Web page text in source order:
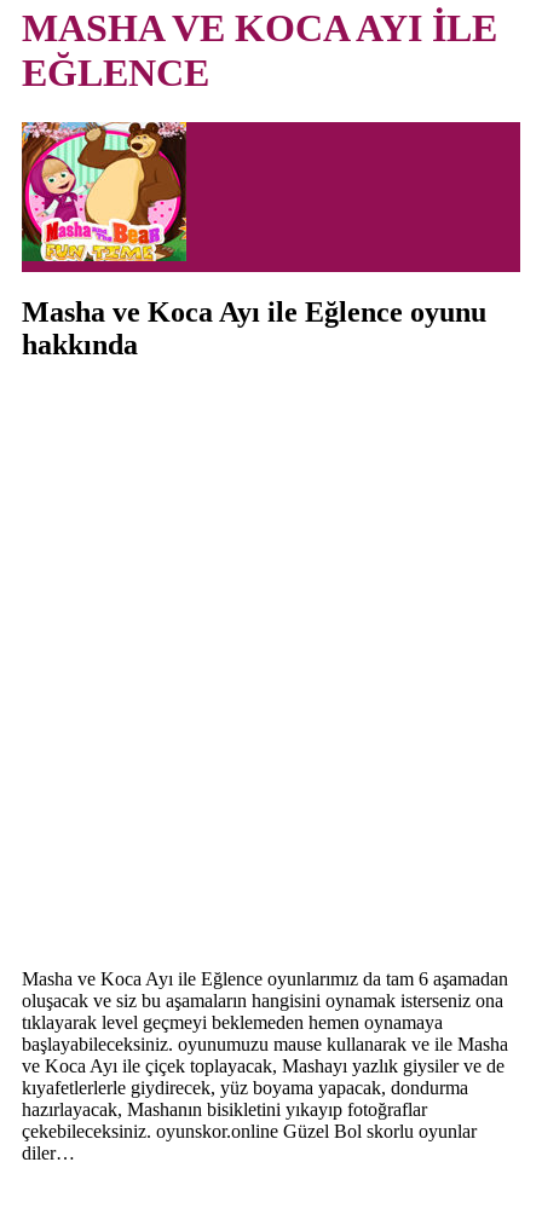
MASHA VE KOCA AYI İLE
EĞLENCE
Masha ve Koca Ayı ile Eğlence oyunu
hakkında
Masha ve Koca Ayı ile Eğlence oyunlarımız da tam 6 aşamadan
oluşacak ve siz bu aşamaların hangisini oynamak isterseniz ona
tıklayarak level geçmeyi beklemeden hemen oynamaya
başlayabileceksiniz. oyunumuzu mause kullanarak ve ile Masha
ve Koca Ayı ile çiçek toplayacak, Mashayı yazlık giysiler ve de
kıyafetlerlerle giydirecek, yüz boyama yapacak, dondurma
hazırlayacak, Mashanın bisikletini yıkayıp fotoğraflar
çekebileceksiniz. oyunskor.online Güzel Bol skorlu oyunlar
diler…